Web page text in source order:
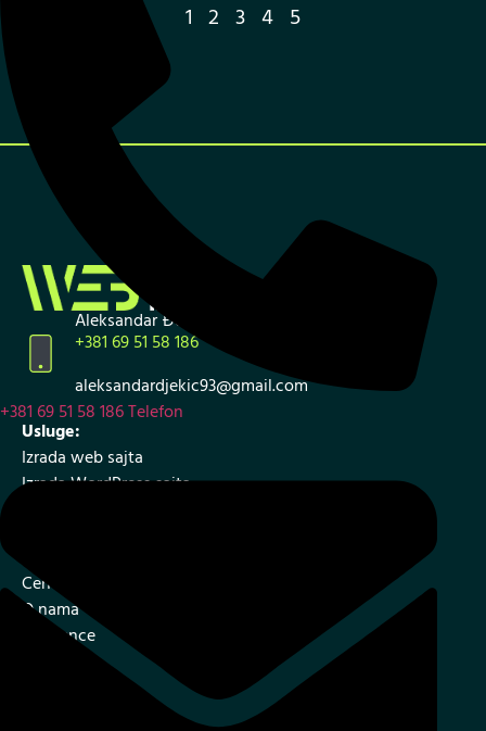
1 2 3 4 5
Aleksandar Đekić
+381 69 51 58 186
aleksandardjekic93@gmail.com
Usluge:
Izrada web sajta
Izrada WordPress sajta
Cenovnik i ponuda
O nama
Reference
+381 69 51 58 186Telefon